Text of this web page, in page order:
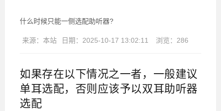
什么时候只能一侧选配助听器?
来源： 本站 日期： 2025-10-17 13:02:11 浏览： 286
如果存在以下情况之一者，一般建议
单耳选配，否则应该予以双耳助听器
选配